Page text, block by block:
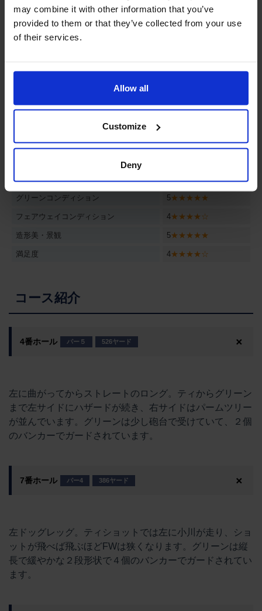
may combine it with other information that you’ve
provided to them or that they’ve collected from your use
of their services.
Allow all
Customize
Deny
設計者 Wiwatchai Prangpitak
2015年
あり
評価
総合評価 4.15★★★★☆
難易度 5★★★★★
グリーンコンディション 5★★★★★
フェアウェイコンディション 4★★★★☆
造形美・景観 5★★★★★
満足度 4★★★★☆
コース紹介
4番ホール パー５ 526ヤード
左に曲がってからストレートのロング。ティからグリーン
まで左サイドにハザードが続き、右サイドはパームツリー
が並んでいます。グリーンは少し砲台で受けていて、２個
のバンカーでガードされています。
7番ホール パー4 386ヤード
左ドッグレッグ。ティショットでは左に小川が走り、ショ
ットが飛べば飛ぶほどFWは狭くなります。グリーンは縦
長で緩やかな２段形状で４個のバンカーでガードされてい
ます。